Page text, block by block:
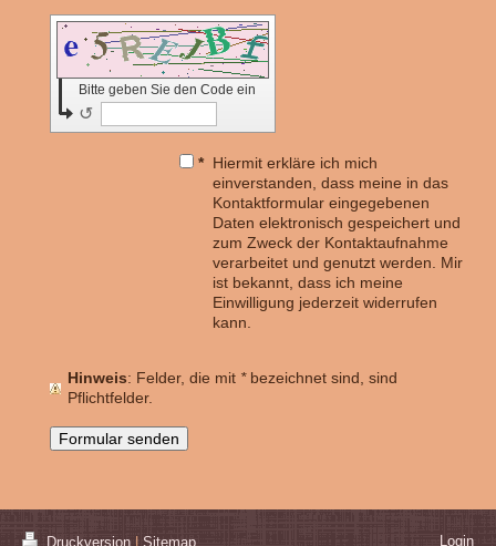
Bitte geben Sie den Code ein
↺
* Hiermit erkläre ich mich
einverstanden, dass meine in das
Kontaktformular eingegebenen
Daten elektronisch gespeichert und
zum Zweck der Kontaktaufnahme
verarbeitet und genutzt werden. Mir
ist bekannt, dass ich meine
Einwilligung jederzeit widerrufen
kann.
Hinweis : Felder, die mit *bezeichnet sind, sind
Pflichtfelder.
Druckversion Sitemap Login